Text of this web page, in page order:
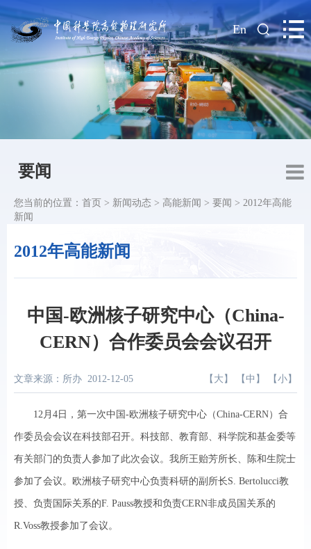
| En
要闻
2012年高能新闻
您当前的位置： 首页 > 新闻动态 > 高能新闻 > 要闻 > 2012年高能
新闻
中国-欧洲核子研究中心（China-
CERN）合作委员会会议召开
文章来源：所办 2012-12-05 【 大 】 【 中 】 【 小 】
12月4日，第一次中国-欧洲核子研究中心（China-CERN）合
作委员会会议在科技部召开。科技部、教育部、科学院和基金委等
有关部门的负责人参加了此次会议。我所王贻芳所长、陈和生院士
参加了会议。欧洲核子研究中心负责科研的副所长S. Bertolucci教
授、负责国际关系的F. Pauss教授和负责CERN非成员国关系的
R.Voss教授参加了会议。